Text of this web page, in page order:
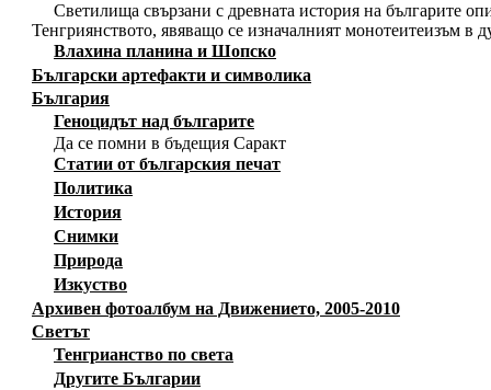
Светилища свързани с древната история на българите
Тенгриянството, явяващо се изначалният монотеитеизъм в
Влахина планина и Шопско
Български артефакти и символика
България
Геноцидът над българите
Да се помни в бъдещия Саракт
Статии от българския печат
Политика
История
Снимки
Природа
Изкуство
Архивен фотоалбум на Движението, 2005-2010
Светът
Тенгрианство по света
Другите Българии